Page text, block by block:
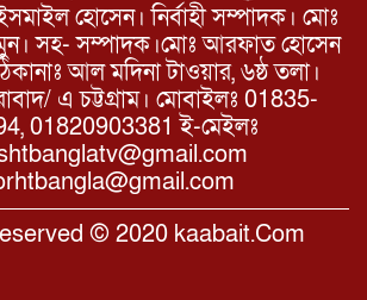
হোসেন। নির্বাহী সম্পাদক। মোঃ
সহ- সম্পাদক।মোঃ আরফাত হোসেন
আল মদিনা টাওয়ার, ৬ষ্ঠ তলা।
এ চট্টগ্রাম। মোবাইলঃ 01835-
01820903381 ই-মেইলঃ
© 2020 kaabait.Com